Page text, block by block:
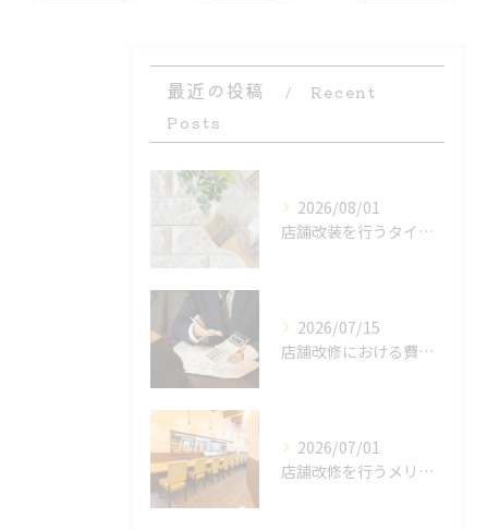
最近の投稿
Recent
Posts
2026/08/01
店舗改装を行うタイミングとは
2026/07/15
店舗改修における費用の内訳とは
2026/07/01
店舗改修を行うメリットとは